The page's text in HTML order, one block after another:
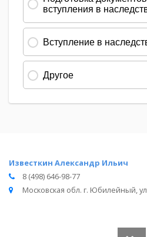
Известкин Александр Ильич
8 (498) 646-98-77
Московская обл. г. Юбилейный,